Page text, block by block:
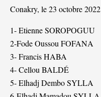
Conakry, le 23 octobre 2022
1- Etienne SOROPOGUU
2-Fode Oussou FOFANA
3- Francis HABA
4- Cellou BALDÉ
5- Elhadj Dembo SYLLA